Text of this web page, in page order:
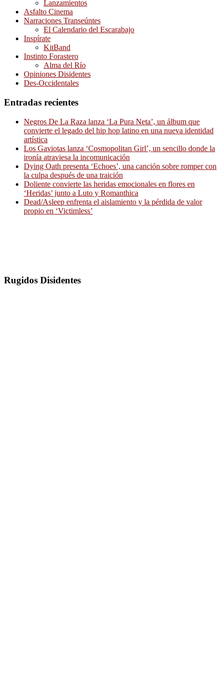
Lanzamientos
Asfalto Cinema
Narraciones Transeúntes
El Calendario del Escarabajo
Inspírate
KitBand
Instinto Forastero
Alma del Río
Opiniones Disidentes
Des-Occidentales
Entradas recientes
Negros De La Raza lanza ‘La Pura Neta’, un álbum que
convierte el legado del hip hop latino en una nueva identidad
artística
Los Gaviotas lanza ‘Cosmopolitan Girl’, un sencillo donde la
ironía atraviesa la incomunicación
Dying Oath presenta ‘Echoes’, una canción sobre romper con
la culpa después de una traición
Doliente convierte las heridas emocionales en flores en
‘Heridas’ junto a Luto y Romanthica
Dead/Asleep enfrenta el aislamiento y la pérdida de valor
propio en ‘Victimless’
Rugidos Disidentes